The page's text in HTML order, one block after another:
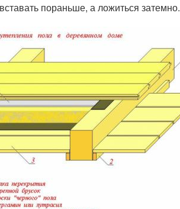
пораньше, а ложиться затемно.